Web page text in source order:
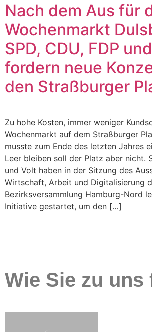
Nach dem Aus für
Wochenmarkt
SPD, CDU, FDP
fordern neue
den Straßburger
Zu hohe Kosten, immer weniger
Wochenmarkt auf dem Straßburger
musste zum Ende des letzten Jahres
Leer bleiben soll der Platz aber nicht.
und Volt haben in der Sitzung des
Wirtschaft, Arbeit und Digitalisierung
Bezirksversammlung Hamburg-Nord
Initiative gestartet, um den […]
Wie Sie zu uns